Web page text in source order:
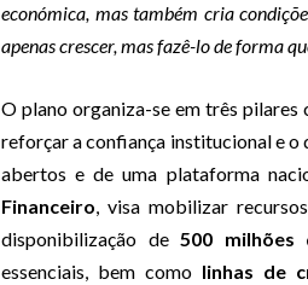
económica, mas também cria
apenas crescer, mas fazê-lo de forma
O plano organiza-se em três pilares
reforçar a confiança institucional e o
abertos e de uma plataforma
Financeiro, visa mobilizar
disponibilização de500 milhões
essenciais, bem como linhas de